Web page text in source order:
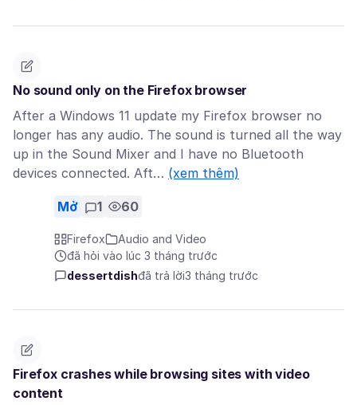
No sound only on the Firefox browser
After a Windows 11 update my Firefox browser no
longer has any audio. The sound is turned all the way
up in the Sound Mixer and I have no Bluetooth
devices connected. Aft… (xem thêm)
Mở 1 60
Firefox
Audio and Video
đã hỏi vào lúc 3 tháng trước
dessertdishđã trả lời3 tháng trước
Firefox crashes while browsing sites with video
content